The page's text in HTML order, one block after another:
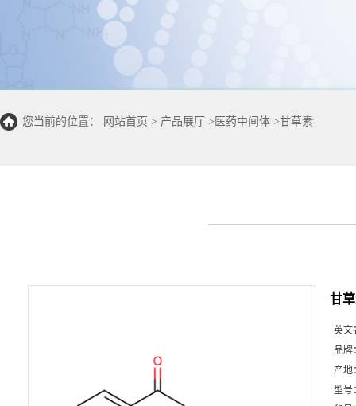
您当前的位置： 网站首页 > 产品展厅 > 医药中间体 >甘草素
甘
英文
品牌
产地
型号